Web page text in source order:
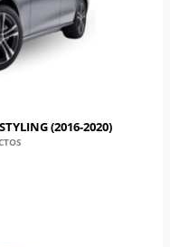
(2016-2020)